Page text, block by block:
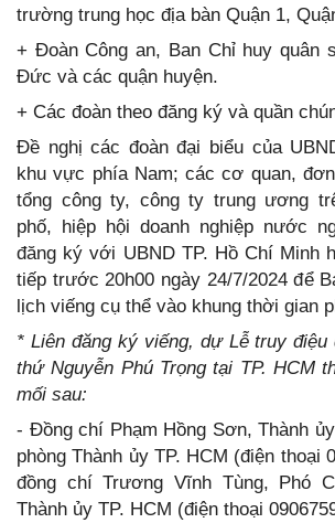
trường trung học địa bàn Quận 1,
+ Đoàn Công an, Ban Chỉ huy quân
Đức và các quận huyện.
+ Các đoàn theo đăng ký và quần
Đề nghị các đoàn đại biểu của
khu vực phía Nam; các cơ quan,
tổng công ty, công ty trung ương
phố, hiệp hội doanh nghiệp nước
đăng ký với UBND TP. Hồ Chí Minh
tiếp trước 20h00 ngày 24/7/2024 để
lịch viếng cụ thể vào khung thời gian
* Liên đăng ký viếng, dự Lễ truy điệu
thứ Nguyễn Phú Trọng tại TP. HCM
mối sau:
- Đồng chí Phạm Hồng Sơn, Thành
phòng Thành ủy TP. HCM (điện thoại
đồng chí Trương Vĩnh Tùng, Phó
Thành ủy TP. HCM (điện thoại